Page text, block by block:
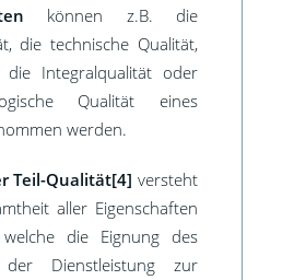
können z.B. die
die technische Qualität,
die Integralqualität oder
Qualität eines
werden.
Teil-Qualität[4] versteht
aller Eigenschaften
die Eignung des
Dienstleistung zur